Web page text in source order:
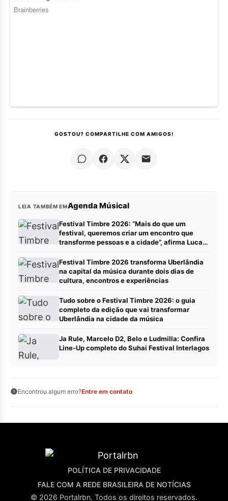
GOSTOU? COMPARTILHE COM AMIGOS!
LEIA TAMBÉM EMAgenda Músical
Festival Timbre 2026: “Mais do que um
festival, queremos criar um encontro que
transforme pessoas e a cidade”, afirma Lucas
Festival Timbre 2026 transforma Uberlândia
na capital da música durante dois dias de
cultura, encontros e experiências
Tudo sobre o Festival Timbre 2026: o guia
completo da edição que vai transformar
Uberlândia na cidade da música
Ja Rule, Marcelo D2, Belo e Ludmilla: Confira
Line-Up completo do Suhai Festival Interlagos
Encontrou algum erro?Entre em contato
POLÍTICA DE PRIVACIDADE
FALE COM A REDE BRASILEIRA DE NOTÍCIAS
© 2026 Portalrbn. Todos os direitos reservados.